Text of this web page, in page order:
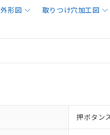
外形図 取りつけ穴加工図
押ボタン